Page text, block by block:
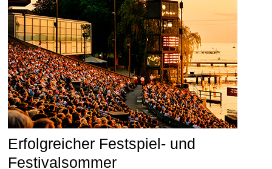
Erfolgreicher Festspiel- und
Festivalsommer